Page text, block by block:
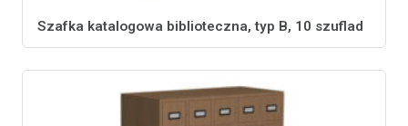
Szafka katalogowa biblioteczna, typ B, 10 szuflad